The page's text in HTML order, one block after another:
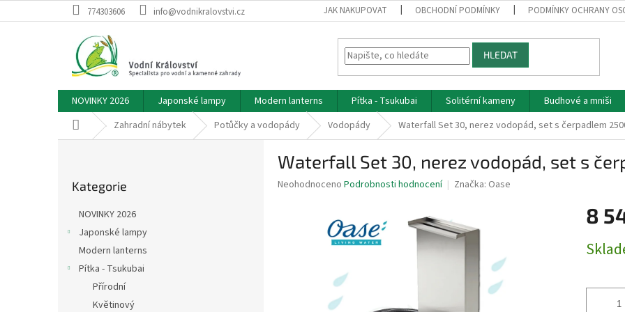
na
774303606 info@vodnikralovstvi.cz JAK NAKUPOVAT OBCHODNÍ PODMÍNKY PODMÍNKY OCHRANY
HLEDAT
NOVINKY 2026 Japonské lampy Modern lanterns Pítka - Tsukubai Solitérní kameny Budhové a mniši
Domů Zahradní nábytek Potůčky a vodopády Vodopády Waterfall Set 30, nerez vodopád, set s čerpadlem
kategorie
Kategorie
NOVINKY 2026
Japonské lampy
Modern lanterns
Pítka - Tsukubai
Přírodní
Květinový
Waterfall Set 30, nerez vodopád, set s
Průměrné
Neohodnoceno Podrobnosti hodnocení Značka: Oase
8
cena: